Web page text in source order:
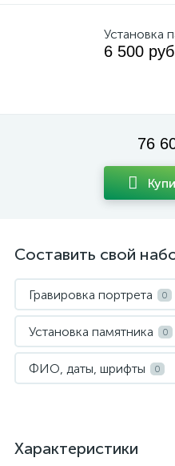
Установка
6 500
76
Составить свой
Гравировка портрета 0
Установка памятника 0
ФИО, даты, шрифты 0
Характеристики